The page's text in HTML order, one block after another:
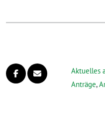
Aktuelles
Anträge,